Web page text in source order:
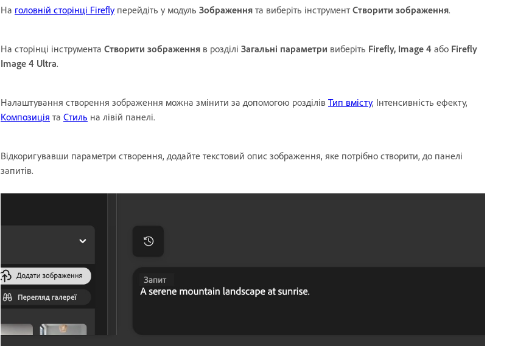
На головній сторінці Fireflyперейдіть у модуль Зображення та виберіть інструментСтворити зображення.
На сторінці інструмента Створити зображення в розділі Загальні параметри виберіть Firefly, Image 4 або Firefly
Image 4 Ultra.
Налаштування створення зображення можна змінити за допомогою розділів Тип вмісту, Інтенсивність ефекту,
Композиція та Стиль на лівій панелі.
Відкоригувавши параметри створення, додайте текстовий опис зображення, яке потрібно створити, до панелі
запитів.